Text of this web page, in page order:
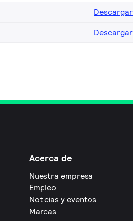
Descargar
Descargar
Acerca de
Nuestra empresa
Empleo
Noticias y eventos
Marcas